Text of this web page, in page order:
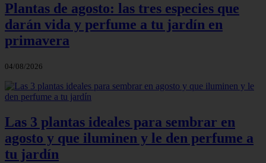
Plantas de agosto: las tres especies que
darán vida y perfume a tu jardín en
primavera
04/08/2026
Las 3 plantas ideales para sembrar en
agosto y que iluminen y le den perfume a
tu jardín